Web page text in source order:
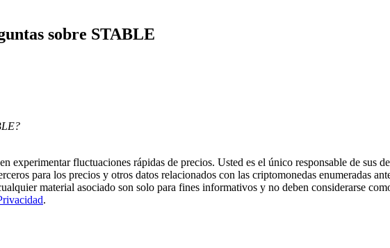
sobre STABLE
experimentar fluctuaciones rápidas de precios. Usted es el único responsable de sus
para los precios y otros datos relacionados con las criptomonedas enumeradas
material asociado son solo para fines informativos y no deben considerarse
.